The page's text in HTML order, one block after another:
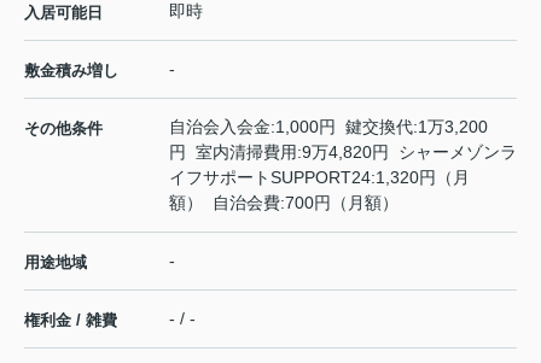
入居可能日 即時
敷金積み増し -
その他条件
自治会入会金:1,000円 鍵交換代:1万3,200
円 室内清掃費用:9万4,820円 シャーメゾンラ
イフサポートSUPPORT24:1,320円（月
額） 自治会費:700円（月額）
用途地域 -
権利金 / 雑費 - / -